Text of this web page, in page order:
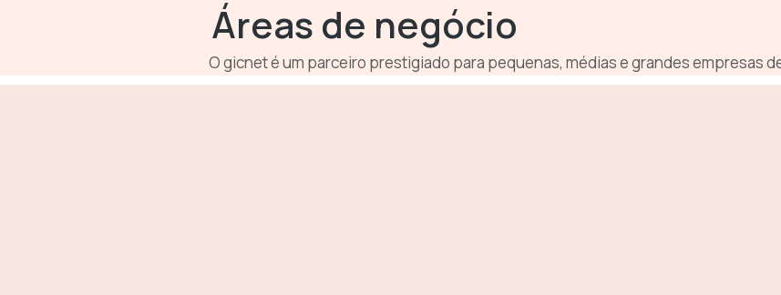
Áreas de negócio
O gicnet é um parceiro prestigiado para pequenas, médias e grandes empresas